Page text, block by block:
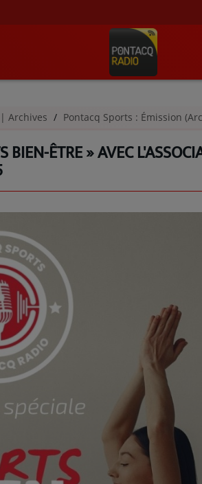
Archives Pontacq Sports : Émission
BIEN-ÊTRE » AVEC
Marion